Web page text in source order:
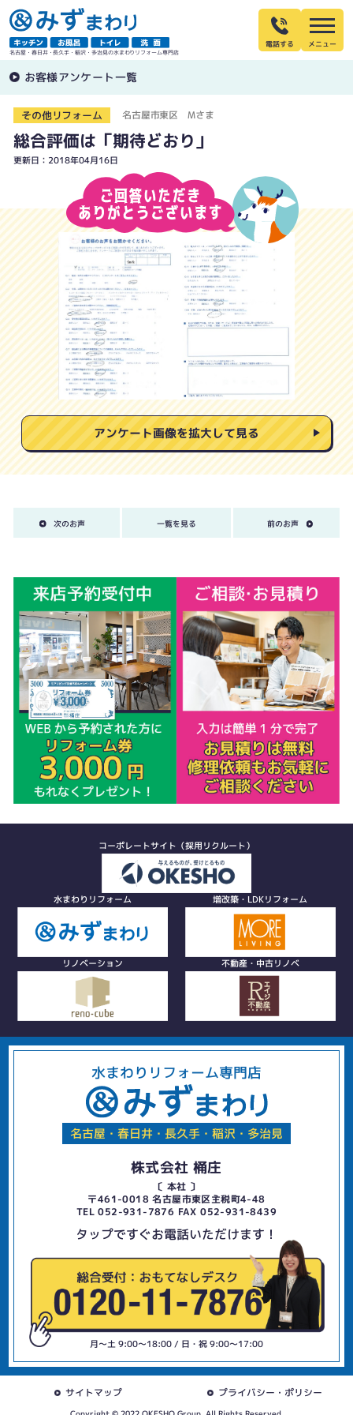
名古屋・春日井・長久手・稲沢・多治見の水まわりリフォーム専門店
電話する
お客様アンケート一覧
その他リフォーム 名古屋市東区 Mさま
総合評価は「期待どおり」
更新日：2018年04月16日
アンケート画像を拡大して見る
次のお声 一覧を見る 前のお声
コーポレートサイト（採用リクルート）
水まわりリフォーム 増改築・LDKリフォーム
リノベーション 不動産・中古リノベ
水まわりリフォーム専門店
名古屋・春日井・長久手・稲沢・多治見
株式会社 桶庄
〔 本社 〕
〒461-0018 名古屋市東区主税町4-48
TEL 052-931-7876 FAX 052-931-8439
タップですぐお電話いただけます！
月〜土 9:00〜18:00 / 日・祝 9:00〜17:00
サイトマップ プライバシー・ポリシー